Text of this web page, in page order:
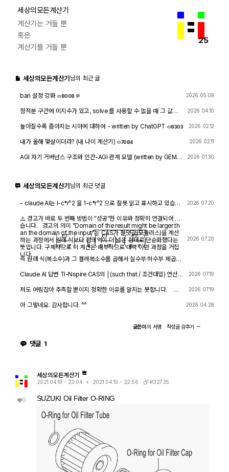
25
세상의모든계산기
계산기는 거들 뿐
혹은
계산기를 거들 뿐
세상의모든계산기 님의 최근 글
ban 설정 강화
8008
2026 05.09
정적분 구간에 미지수가 있고, solve 를 사용할 수 없을 때 그 값을
2026 04.10
높아질수록 좁아지는 시야에 대하여 - written by ChatGPT 8303 2026 02.12
내가 올해 몇살이더라? (내 나이 계산기) 7084 2026 02.11
AGI 자기 거버넌스 구조와 인간-AGI 관계 모델 (written by GEMIN
2026 01.30
세상의모든계산기 님의 최근 댓글
- claude AI는 l-c*r^2 을 1-c*r^2 으로 잘못 읽고 표시하고 있습니
해 보아도 결과는 바뀌지 않습니다.
2026 07.20
⚠️ 경고가 바로 두 번째 방법이 "성공"한 이유와 정확히 연결되어 있
습니다. 경고의 의미 "Domain of the result might be larger th
an the domain of the input"는 CAS가 절댓값(모듈러스)을 계산
하는 과정에서 원래 식보다 정의역이 더 넓은 형태로 단순화했다는
뜻입니다. 구체적으로 이 계산은 내부적으로 대략 이런 과정을 거칩
니다.
|ere⋅r|=(ere⋅r)⋅(ere⋅r)―
즉 원래 식(복소수)과 그 켤레복소수를 곱해서 실수부·허수부 제곱합
√(x²) → x 또는 √a·√b → √(ab) 같은 규칙들이 쓰이는데, 이런
규칙들은 x가 실수이고 0 이상일 때만 엄밀하게 성립합니다. CAS는
이 조건들을 일일이 다 추적하지 않고 넘어가면서, 원래는 (e≠0, r+l
·ω·i ≠ 0 등) 복소수 특유의 좁은 정의역을 가진 식을, r, l, ω가 어떤
실수여도(부호 무관하게) 정의되는 1/√(r²+l²·ω²)라는 더 넓은 정의
역의 식으로 바꿔버린 것입니다. CAS는 이 손실을 감지하고 경고를
가지고 있던 정의역 제약 정보(부호 조건, i 관련 조건 등)를 이미 버
끄럽게 만드는 원인입니다. 첫 번째 시도에서는 i가 살아있는 원래 식
산 단계에서 이미 그런 세밀한 정의역 추적을 CAS 스스로 포기(단
순화)했기 때문에, 이후 ω에 무리식을 대입해도 "이게 실수가 맞
나?" 하는 검증 절차 없이 그냥 대수적으로 치환·정리해 버립니다. 그
래서 깔끔하게 √c/√l이 나온 겁니다. 한 줄 요약 절댓값 계산 시 뜬
"정의역이 넓어졌을 수 있다"는 경고는, CAS가 그 순간에 원래 식의
태"이기 때문에 뒤에 이어지는 조건식 대입이 막힘없이 진행된 것입
래 회로 조건(i≠0이 되는 경계, 분모가 0이 되는 경우 등)에서는 엄
밀히 성립하지 않을 수 있다는 점은 감안하셔야 합니다. 실제 물리적
으로는 r, l, c > 0이고 결과도 물리적으로 타당한 형태라 문제없어
보이지만, 수학적 엄밀성 측면에서는 "정의역이 넓어진 근사적 결
과"라는 꼬리표가 붙어있는 셈입니다.
2026 07.20
Claude AI 답변 TI-Nspire CAS의 | (such that / 조건대입) 연산자
다. 대입 후에 처음부터 다시 "실수부/허수부 분리, 유리화" 같은 재간
의 핵심입니다. 첫 번째 경우 (|er/(e·r)| | con_1 and con → 실패) 이
시점의 식은 아직 r + l·ω·i 형태의 복소수 그대로입니다 (i가 살아있
수인지(즉 1-c·r² ≥ 0인지) 판단할 근거가 없다는 겁니다. 저장해 두
되어 있지 않습니다. 그래서 CAS는 i와 이 무리식을 더 정리(유리화,
"복소수 → 실수" 변환을 완료한 결과입니다. 즉 1/√(r²+l²·ω²)에는
더 이상 i가 없고, 순수하게 r, l, ω로만 이루어진 실수식입니다. 이 식
에 ω = con_1을 대입하는 것은 그냥 실수 대수식에 실수 대입하는
것이므로, i와 무리식이 뒤엉키는 문제 자체가 발생하지 않습니다. 그
래서 바로 깔끔하게 √c/√l로 정리됩니다. 정리하면 절댓값(모듈러
스) 계산은 "이 값들이 실수다"라는 가정을 이미 내부적으로 써서 i를
제거하는 연산입니다. 그 연산을 조건 대입 이전에 해두면, 이후 대입
에 무리식을 포함한 조건을 먼저 대입하면, 그 무리식의 실수성/부호
에 대한 가정이 없어서 CAS가 i를 소거하는 재간소화를 못 하고 멈
춰버립니다. 실용적 팁: 복소식에 조건을 대입해야 할 때는 가능하면
절댓값·실수화(유리화) 등을 먼저 끝내서 i를 없앤 뒤 조건을 대입하
한 번 더 걸어주면 (필요한 도메인 조건과 함께) 정리가 되는 경우가
2026 07.19
저도 어림잡아 추측할 뿐이지 정확한 이유를 알지는 못합니다. 질
nnet 5) AI에 넣어 보니 claude AI 가 제일 합리적인 답변을 주어서
2026 07.19
아 그렇네요. 감사합니다. ^^ 2026 04.28
글쓴이의 서명 작성글감추기
댓글 1
0
세상의모든계산기
2021.04.19 - 23:04 2021.04.19 - 22:56 #32735
SUZUKI Oil Filter O-RING